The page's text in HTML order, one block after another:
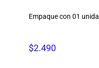
Empaque con 01
$2.490